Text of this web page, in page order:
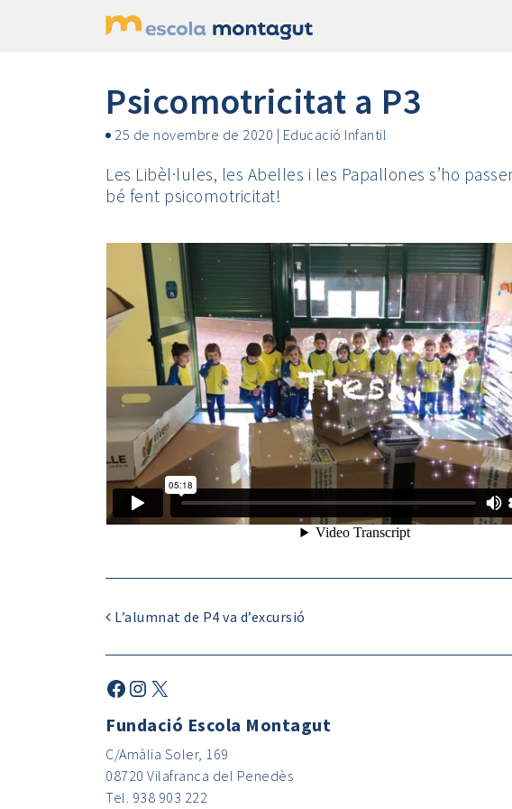
Psicomotricitat a P3
25 de novembre de 2020 | Educació Infantil
Les Libèl·lules, les Abelles i les Papallones s’ho
bé fent psicomotricitat!
L’alumnat de P4 va d’excursió
Fundació Escola Montagut
C/Amàlia Soler, 169
08720 Vilafranca del Penedès
Tel. 938 903 222